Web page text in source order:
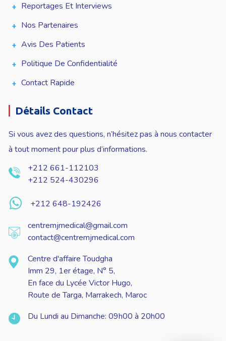
Reportages Et Interviews
Nos Partenaires
Avis Des Patients
Politique De Confidentialité
Contact Rapide
Détails Contact
Si vous avez des questions, n’hésitez pas à nous contacter
à tout moment pour plus d’informations.
+212 661-112103
+212 524-430296
+212 648-192426
centremjmedical@gmail.com
contact@centremjmedical.com
Centre d'affaire Toudgha
Imm 29, 1er étage, N° 5,
En face du Lycée Victor Hugo,
Route de Targa, Marrakech, Maroc
Du Lundi au Dimanche: 09h00 à 20h00